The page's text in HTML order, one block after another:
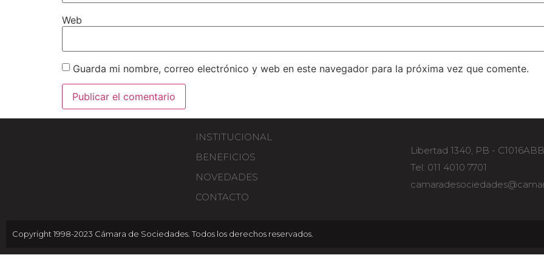
Web
Guarda mi nombre, correo electrónico y web en este navegador para la próxima vez que comente.
INSTITUCIONAL
BENEFICIOS
NOVEDADES
CONTACTO
Libertad 1340, PB -
Tel: 011 4010 7701
Copyright 1998-2023 Cámara de Sociedades. Todos los derechos reservados.